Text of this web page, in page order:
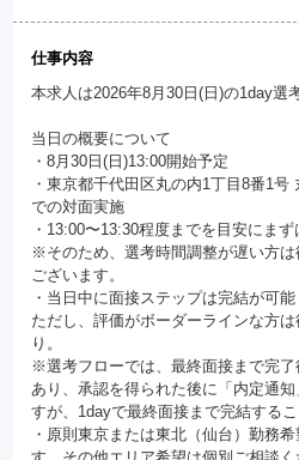
仕事内容
本求人は2026年8月30日(日)の1day選
当日の概要について
・8月30日(日)13:00開始予定
・東京都千代田区丸の内1丁目8番1
での対面実施
・13:00〜13:30程度までを目安にま
※そのため、選考時間調整が遅い方
ございます。
・当日中に面接ステップは完結が可能
ただし、評価がボーダーラインな方
り。
※選考フローでは、最終面接まで完
あり、承認を得られた後に「内定通
すが、1dayで最終面接まで完結するこ
・原則東京または東北（仙台）勤務